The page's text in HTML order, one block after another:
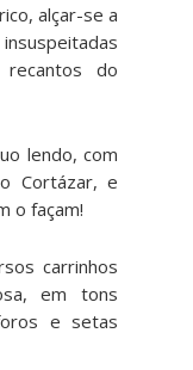
alçar-se a
recantos do
lendo, com
Cortázar, e
o façam!
carrinhos
em tons
e setas